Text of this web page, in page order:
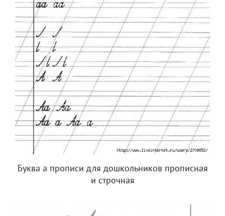
Буква а прописи для дошкольников прописная
и строчная